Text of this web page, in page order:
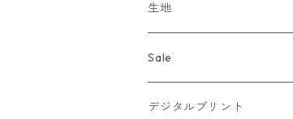
生地
Sale
デジタルプリント